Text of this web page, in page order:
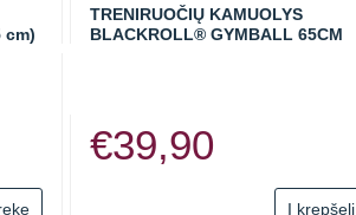
cm)
TRENIRUOČIŲ KAMUOLYS
BLACKROLL® GYMBALL 65CM
€39,90
Į krepšelį